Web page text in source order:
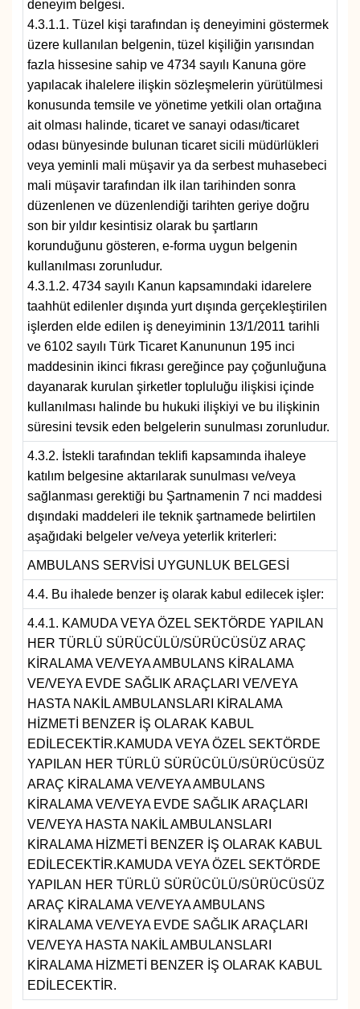
deneyim belgesi.
4.3.1.1. Tüzel kişi tarafından iş deneyimini göstermek
üzere kullanılan belgenin, tüzel kişiliğin yarısından
fazla hissesine sahip ve 4734 sayılı Kanuna göre
yapılacak ihalelere ilişkin sözleşmelerin yürütülmesi
konusunda temsile ve yönetime yetkili olan ortağına
ait olması halinde, ticaret ve sanayi odası/ticaret
odası bünyesinde bulunan ticaret sicili müdürlükleri
veya yeminli mali müşavir ya da serbest muhasebeci
mali müşavir tarafından ilk ilan tarihinden sonra
düzenlenen ve düzenlendiği tarihten geriye doğru
son bir yıldır kesintisiz olarak bu şartların
korunduğunu gösteren, e-forma uygun belgenin
kullanılması zorunludur.
4.3.1.2. 4734 sayılı Kanun kapsamındaki idarelere
taahhüt edilenler dışında yurt dışında gerçekleştirilen
işlerden elde edilen iş deneyiminin 13/1/2011 tarihli
ve 6102 sayılı Türk Ticaret Kanununun 195 inci
maddesinin ikinci fıkrası gereğince pay çoğunluğuna
dayanarak kurulan şirketler topluluğu ilişkisi içinde
kullanılması halinde bu hukuki ilişkiyi ve bu ilişkinin
süresini tevsik eden belgelerin sunulması zorunludur.
4.3.2. İstekli tarafından teklifi kapsamında ihaleye
katılım belgesine aktarılarak sunulması ve/veya
sağlanması gerektiği bu Şartnamenin 7 nci maddesi
dışındaki maddeleri ile teknik şartnamede belirtilen
aşağıdaki belgeler ve/veya yeterlik kriterleri:
AMBULANS SERVİSİ UYGUNLUK BELGESİ
4.4. Bu ihalede benzer iş olarak kabul edilecek işler:
4.4.1. KAMUDA VEYA ÖZEL SEKTÖRDE YAPILAN
HER TÜRLÜ SÜRÜCÜLÜ/SÜRÜCÜSÜZ ARAÇ
KİRALAMA VE/VEYA AMBULANS KİRALAMA
VE/VEYA EVDE SAĞLIK ARAÇLARI VE/VEYA
HASTA NAKİL AMBULANSLARI KİRALAMA
HİZMETİ BENZER İŞ OLARAK KABUL
EDİLECEKTİR.KAMUDA VEYA ÖZEL SEKTÖRDE
YAPILAN HER TÜRLÜ SÜRÜCÜLÜ/SÜRÜCÜSÜZ
ARAÇ KİRALAMA VE/VEYA AMBULANS
KİRALAMA VE/VEYA EVDE SAĞLIK ARAÇLARI
VE/VEYA HASTA NAKİL AMBULANSLARI
KİRALAMA HİZMETİ BENZER İŞ OLARAK KABUL
EDİLECEKTİR.KAMUDA VEYA ÖZEL SEKTÖRDE
YAPILAN HER TÜRLÜ SÜRÜCÜLÜ/SÜRÜCÜSÜZ
ARAÇ KİRALAMA VE/VEYA AMBULANS
KİRALAMA VE/VEYA EVDE SAĞLIK ARAÇLARI
VE/VEYA HASTA NAKİL AMBULANSLARI
KİRALAMA HİZMETİ BENZER İŞ OLARAK KABUL
EDİLECEKTİR.